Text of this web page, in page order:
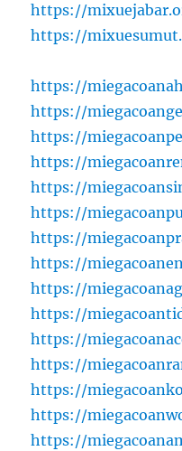
https://
https://
https://
https://
https://
https://
https://
https://
https://
https://
https://
https://
https://
https://
https://
https://
https://